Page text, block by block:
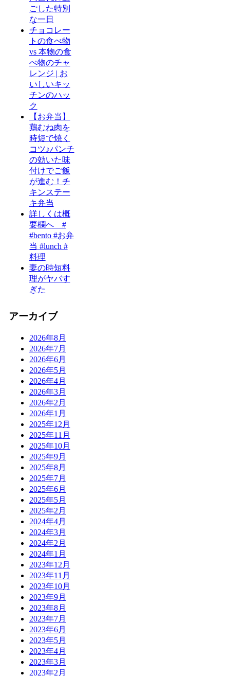
ごした特別
な一日
チョコレー
トの食べ物
vs 本物の食
べ物のチャ
レンジ | お
いしいキッ
チンのハッ
ク
【お弁当】
鶏むね肉を
時短で焼く
コツ♪パンチ
の効いた味
付けでご飯
が進む！チ
キンステー
キ弁当
詳しくは概
要欄へ #
#bento #お弁
当 #lunch #
料理
妻の時短料
理がヤバす
ぎた
アーカイブ
2026年8月
2026年7月
2026年6月
2026年5月
2026年4月
2026年3月
2026年2月
2026年1月
2025年12月
2025年11月
2025年10月
2025年9月
2025年8月
2025年7月
2025年6月
2025年5月
2025年2月
2024年4月
2024年3月
2024年2月
2024年1月
2023年12月
2023年11月
2023年10月
2023年9月
2023年8月
2023年7月
2023年6月
2023年5月
2023年4月
2023年3月
2023年2月